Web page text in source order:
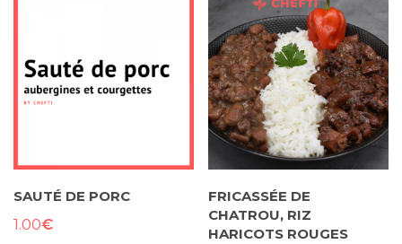
SAUTÉ DE PORC
1.00€
FRICASSÉE DE
CHATROU, RIZ
HARICOTS ROUGES